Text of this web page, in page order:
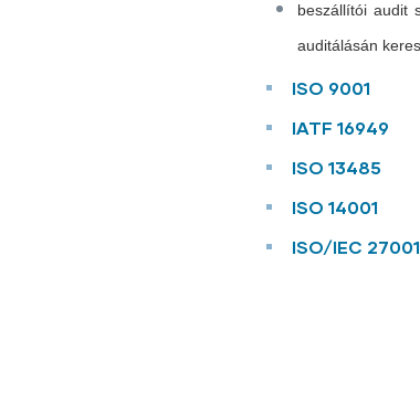
beszállítói audit
auditálásán
ISO 9001
IATF 16949
ISO 13485
ISO 14001
ISO/IEC 27001